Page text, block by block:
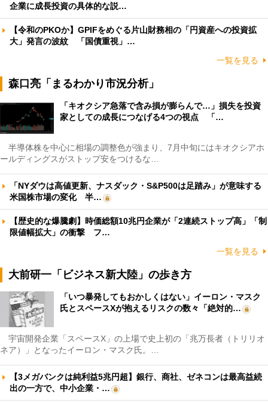
企業に成長投資の具体的な説…
【令和のPKOか】GPIFをめぐる片山財務相の「円資産への投資拡
大」発言の波紋 「国債重視」…
一覧を見る
森口亮「まるわかり市況分析」
「キオクシア急落で含み損が膨らんで…」損失を投資
家としての成長につなげる4つの視点 「…
半導体株を中心に相場の調整色が強まり、7月中旬にはキオクシアホ
ールディングスがストップ安をつけるな…
「NYダウは高値更新、ナスダック・S&P500は足踏み」が意味する
米国株市場の変化 半…
【歴史的な爆騰劇】時価総額10兆円企業が「2連続ストップ高」「制
限値幅拡大」の衝撃 フ…
一覧を見る
大前研一「ビジネス新大陸」の歩き方
「いつ暴発してもおかしくはない」イーロン・マスク
氏とスペースXが抱えるリスクの数々「絶対的…
宇宙開発企業「スペースX」の上場で史上初の「兆万長者（トリリオ
ネア）」となったイーロン・マスク氏。…
【3メガバンクは純利益5兆円超】銀行、商社、ゼネコンは最高益続
出の一方で、中小企業・…